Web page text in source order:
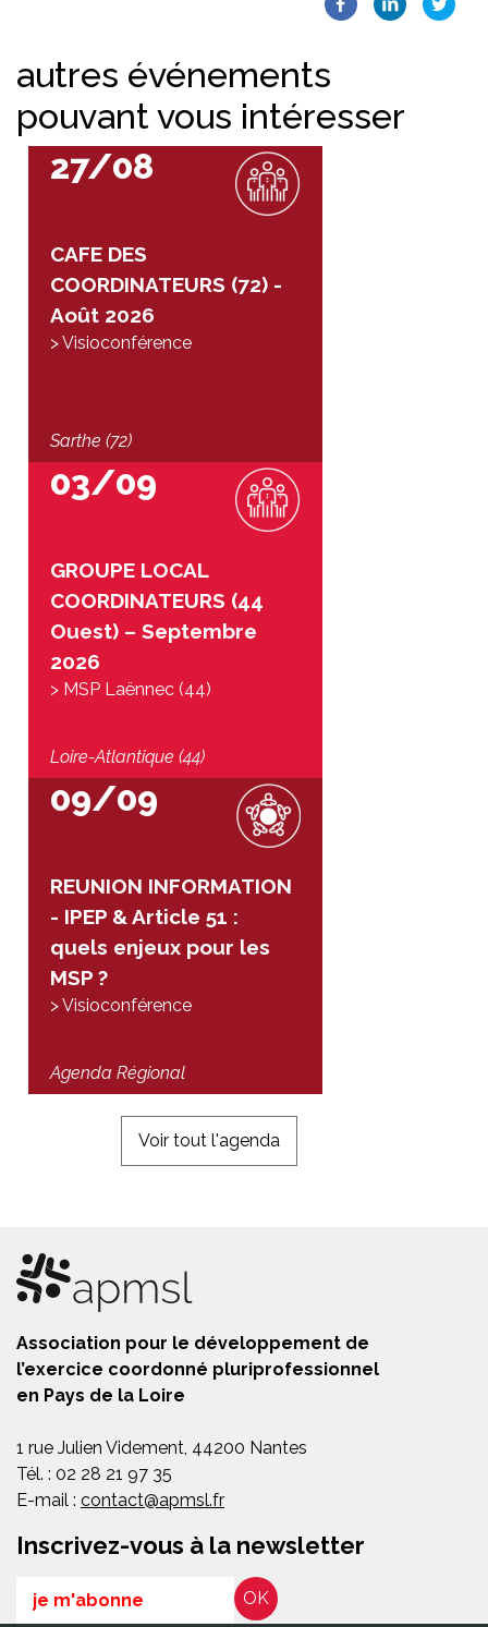
autres événements
pouvant vous intéresser
27/08
CAFE DES
COORDINATEURS (72) -
Août 2026
> Visioconférence
Sarthe (72)
03/09
GROUPE LOCAL
COORDINATEURS (44
Ouest) – Septembre
2026
> MSP Laënnec (44)
Loire-Atlantique (44)
09/09
REUNION INFORMATION
- IPEP & Article 51 :
quels enjeux pour les
MSP ?
> Visioconférence
Agenda Régional
Voir tout l'agenda
Association pour le développement de
l’exercice coordonné pluriprofessionnel
en Pays de la Loire
1 rue Julien Videment, 44200 Nantes
Tél. : 02 28 21 97 35
E-mail : contact@apmsl.fr
Inscrivez-vous à la newsletter
Email